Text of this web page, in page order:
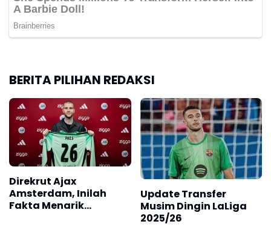
BERITA PILIHAN REDAKSI
Direkrut Ajax
Amsterdam, Inilah
Fakta Menarik
Update Transfer
Musim Dingin LaLiga
2025/26